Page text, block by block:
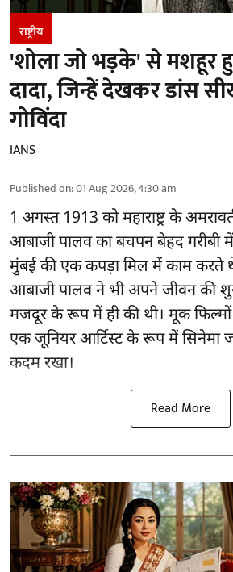
राष्ट्रीय
'शोला जो भड़के' से मशहूर
दादा, जिन्हें देखकर डांस
गोविंदा
IANS
Published on:01 Aug 2026, 4:30 am
1 अगस्त 1913 को महाराष्ट्र के
आबाजी पालव का बचपन बेहद गरीबी में
मुंबई की एक कपड़ा मिल में काम करते
आबाजी पालव ने भी अपने जीवन की
मजदूर के रूप में ही की थी। मूक फिल्मों
एक जूनियर आर्टिस्ट के रूप में सिनेमा
कदम रखा।
Read More